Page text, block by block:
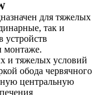
для тяжелых
так и
устройств
монтаже.
и тяжелых условий
обода червячного
центральную